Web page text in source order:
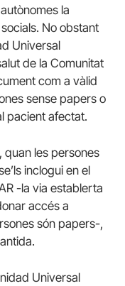
la
No obstant
Universal
de la Comunitat
com a vàlid
sense papers o
pacient afectat.
quan les persones
inclogui en el
-la via establerta
accés a
són papers-,
Universal